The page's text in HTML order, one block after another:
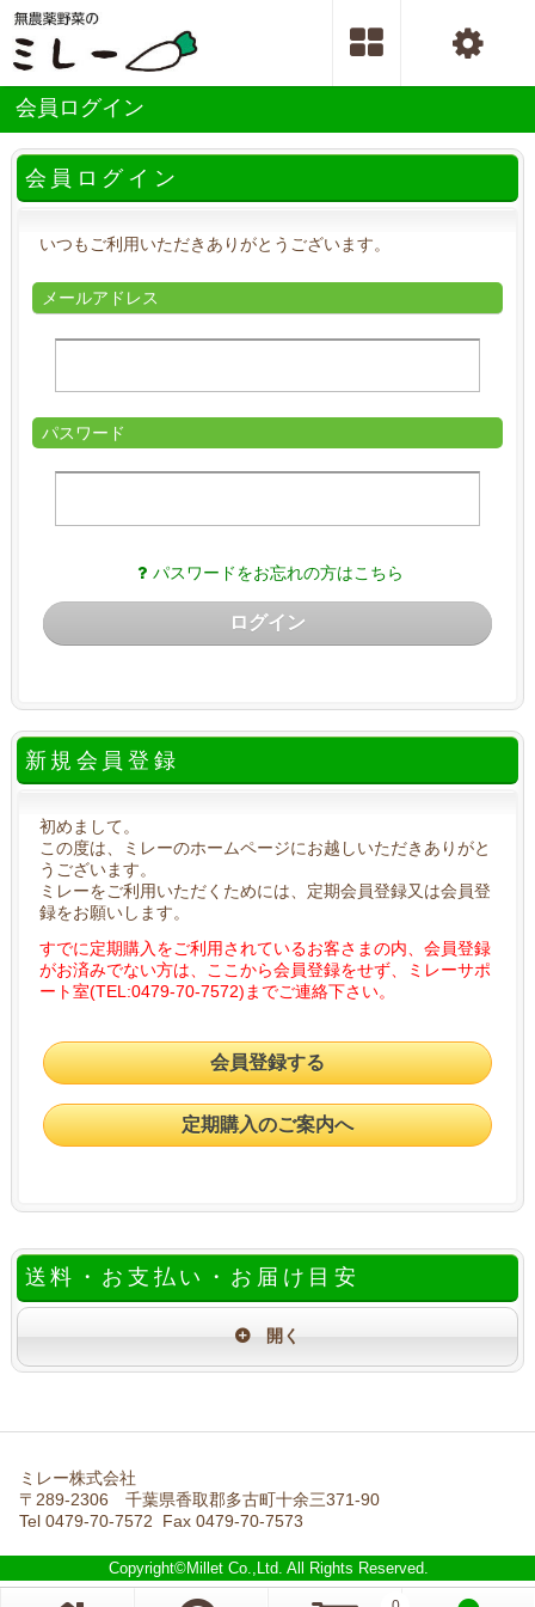
会員ログイン
会員ログイン
いつもご利用いただきありがとうございます。
メールアドレス
パスワード
パスワードをお忘れの方はこちら
ログイン
新規会員登録
初めまして。
この度は、ミレーのホームページにお越しいただきありがと
うございます。
ミレーをご利用いただくためには、定期会員登録又は会員登
録をお願いします。
すでに定期購入をご利用されているお客さまの内、会員登録
がお済みでない方は、ここから会員登録をせず、ミレーサポ
ート室(TEL:0479-70-7572)までご連絡下さい。
会員登録する
定期購入のご案内へ
送料・お支払い・お届け目安
ミレー株式会社
〒289-2306 千葉県香取郡多古町十余三371-90
Tel 0479-70-7572 Fax 0479-70-7573
Copyright©Millet Co.,Ltd. All Rights Reserved.